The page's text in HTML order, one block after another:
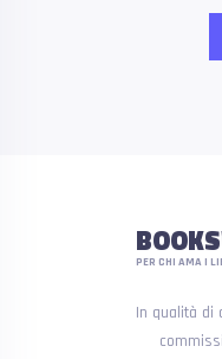
PER CHI AMA I
In qualità di